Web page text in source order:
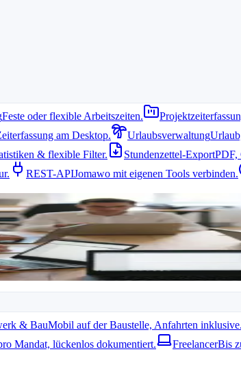
Feste oder flexible Arbeitszeiten.
am Desktop. Urlaubsverwaltung
& flexible Filter. Stundenzettel-ExportPDF,
REST-APIJomawo mit eigenen Tools verbinden.
& BauMobil auf der Baustelle, Anfahrten inklusive.
Mandat, lückenlos dokumentiert. FreelancerBis
präzise zu dokumentieren. Eine passende
brauchen
leicht abrechenbare Stunden verloren. Eine
Software